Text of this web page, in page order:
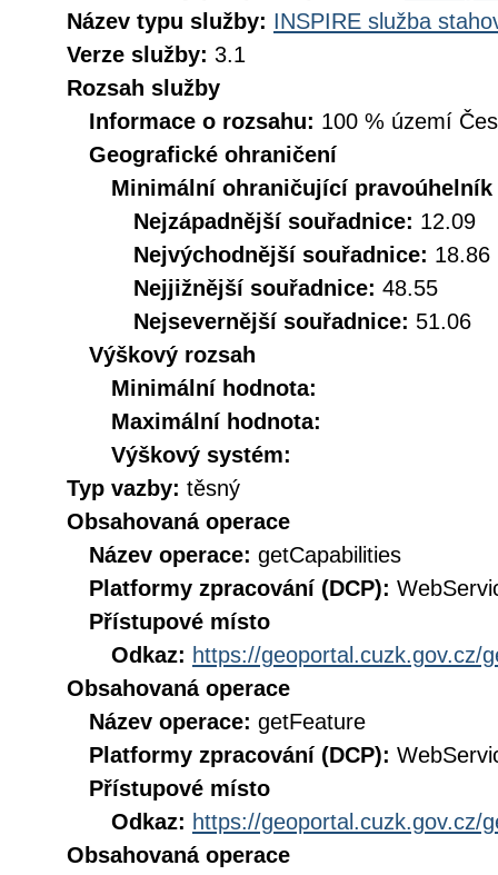
Název typu služby: INSPIRE služba
Verze služby: 3.1
Rozsah služby
Informace o rozsahu: 100 % území
Geografické ohraničení
Minimální ohraničující pravoúhelník
Nejzápadnější souřadnice: 12.09
Nejvýchodnější souřadnice: 18.86
Nejjižnější souřadnice: 48.55
Nejsevernější souřadnice: 51.06
Výškový rozsah
Minimální hodnota:
Maximální hodnota:
Výškový systém:
Typ vazby: těsný
Obsahovaná operace
Název operace: getCapabilities
Platformy zpracování (DCP):
Přístupové místo
Odkaz: https://geoportal.cuzk.gov.cz/
Obsahovaná operace
Název operace: getFeature
Platformy zpracování (DCP):
Přístupové místo
Odkaz: https://geoportal.cuzk.gov.cz/
Obsahovaná operace